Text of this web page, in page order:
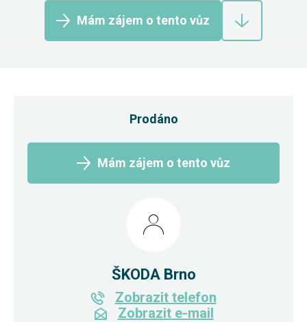
Mám zájem o tento vůz
Prodáno
Mám zájem o tento vůz
ŠKODA Brno
Zobrazit telefon
Zobrazit e-mail